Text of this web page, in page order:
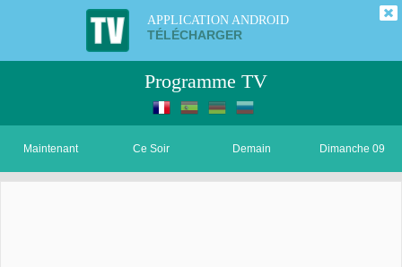
APPLICATION ANDROID
TÉLÉCHARGER
Programme TV
Maintenant Ce Soir Demain Dimanche 09